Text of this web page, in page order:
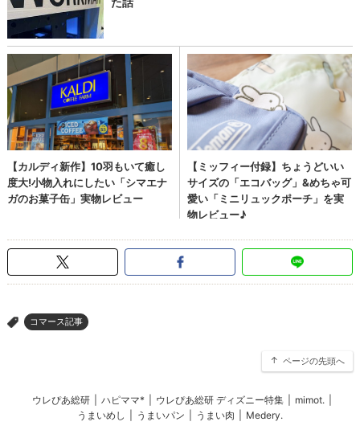
> コマース記事
ページの先頭へ
ウレぴあ総研 ハピママ* ウレぴあ総研 ディズニー特集 mimot.
うまいめし
うまいパン うまい肉 Medery.